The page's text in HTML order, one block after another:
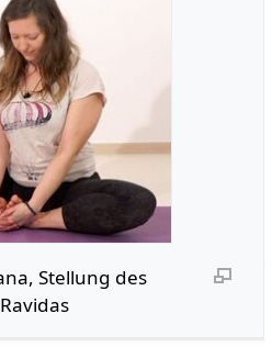
Stellung des